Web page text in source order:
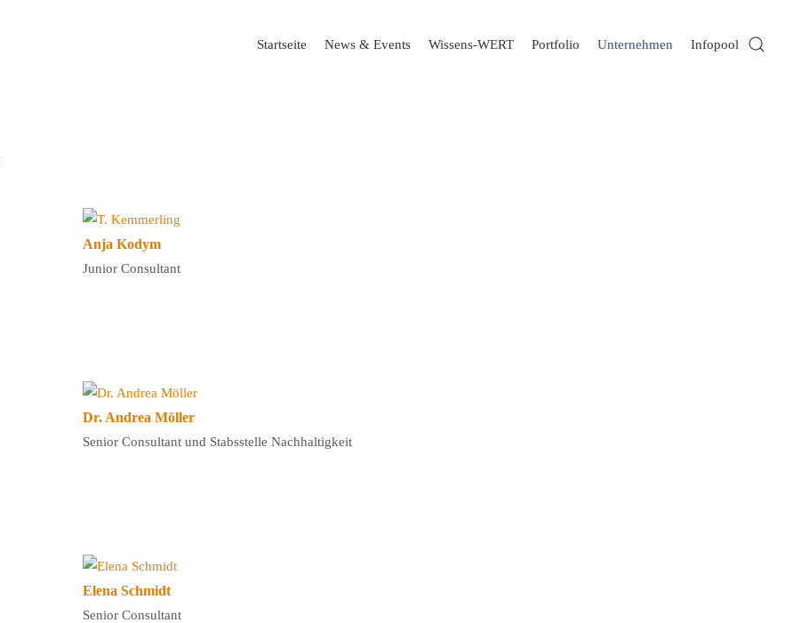
Startseite News & Events Wissens-WERT Portfolio Unternehmen Infopool
Anja Kodym
Junior Consultant
Dr. Andrea Möller
Senior Consultant und Stabsstelle Nachhaltigkeit
Elena Schmidt
Senior Consultant